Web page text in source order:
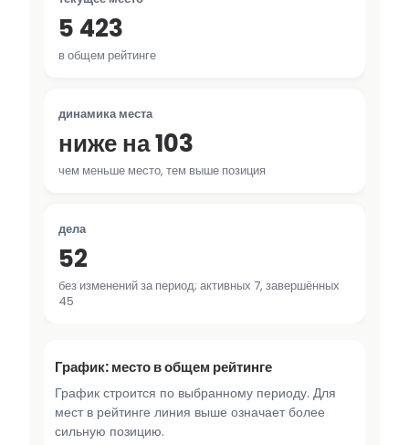
5 423
в общем рейтинге
динамика места
ниже на 103
чем меньше место, тем выше позиция
дела
52
без изменений за период; активных 7, завершённых
45
График: место в общем рейтинге
График строится по выбранному периоду. Для
мест в рейтинге линия выше означает более
сильную позицию.